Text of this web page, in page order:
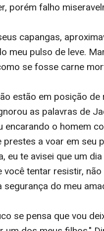
porém falho
capangas,
meu pulso de leve.
se fosse carne
estão em posição de
as palavras de
encarando o homem
prestes a voar em seu
eu te avisei que um
você tentar resistir,
segurança do meu
se pensa que vou